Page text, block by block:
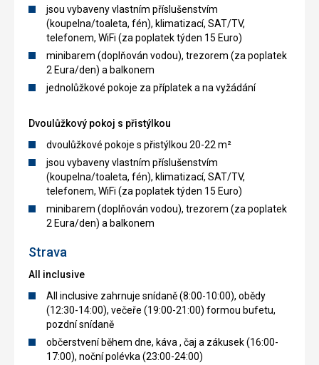
jsou vybaveny vlastním příslušenstvím
(koupelna/toaleta, fén), klimatizací, SAT/TV,
telefonem, WiFi (za poplatek týden 15 Euro)
minibarem (doplňován vodou), trezorem (za poplatek
2 Eura/den) a balkonem
jednolůžkové pokoje za příplatek a na vyžádání
Dvoulůžkový pokoj s přistýlkou
dvoulůžkové pokoje s přistýlkou 20-22 m²
jsou vybaveny vlastním příslušenstvím
(koupelna/toaleta, fén), klimatizací, SAT/TV,
telefonem, WiFi (za poplatek týden 15 Euro)
minibarem (doplňován vodou), trezorem (za poplatek
2 Eura/den) a balkonem
Strava
All inclusive
All inclusive zahrnuje snídaně (8:00-10:00), obědy
(12:30-14:00), večeře (19:00-21:00) formou bufetu,
pozdní snídaně
občerstvení během dne, káva , čaj a zákusek (16:00-
17:00), noční polévka (23:00-24:00)